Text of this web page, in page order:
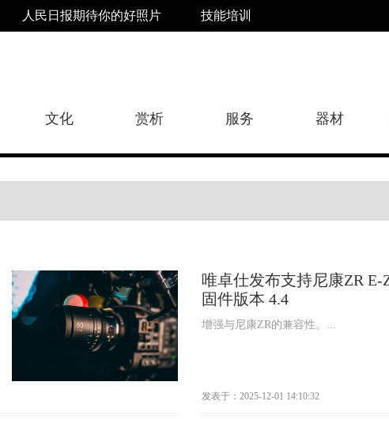
人民日报期待你的好照片 技能培训
文化 赏析 服务 器材
唯卓仕发布支持尼康ZR E-
固件版本 4.4
增强与尼康ZR的兼容性。...
发表于：2025-12-01 14:10:32